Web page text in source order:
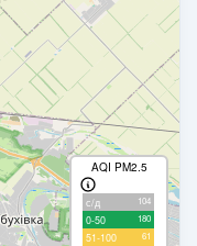
AQI PM2.5
с/д 104
0-50 180
51-100 61